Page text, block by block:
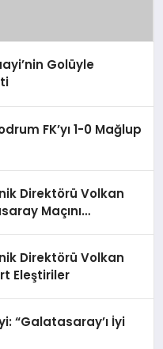
Golüyle
FK’yı 1-0 Mağlup
Direktörü Volkan
Maçını
Direktörü Volkan
Eleştiriler
“Galatasaray’ı İyi